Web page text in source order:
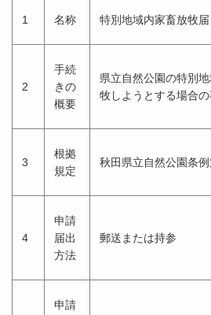
1 名称 特別地域内家畜放牧届
2
手続
きの
概要
県立自然公園の特別
牧しようとする場合の
3
根拠
規定
秋田県立自然公園条
4
申請
届出
方法
郵送または持参
申請